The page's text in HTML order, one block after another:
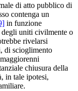
di atto pubblico di
contenga un
in funzione
degli uniti civilmente o
rivelarsi
di scioglimento
chiusura della
in tale ipotesi,